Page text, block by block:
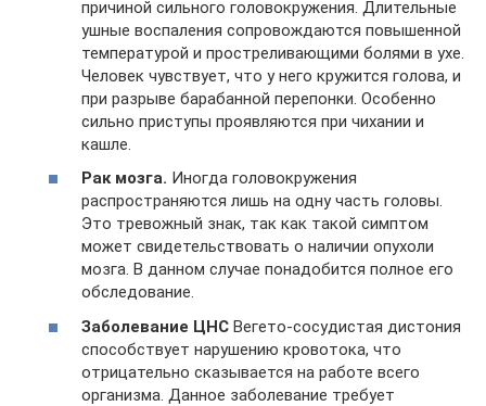
причиной сильного головокружения. Длительные
ушные воспаления сопровождаются повышенной
температурой и простреливающими болями в ухе.
Человек чувствует, что у него кружится голова, и
при разрыве барабанной перепонки. Особенно
сильно приступы проявляются при чихании и
кашле.
Рак мозга. Иногда головокружения
распространяются лишь на одну часть головы.
Это тревожный знак, так как такой симптом
может свидетельствовать о наличии опухоли
мозга. В данном случае понадобится полное его
обследование.
Заболевание ЦНС Вегето-сосудистая дистония
способствует нарушению кровотока, что
отрицательно сказывается на работе всего
организма. Данное заболевание требует